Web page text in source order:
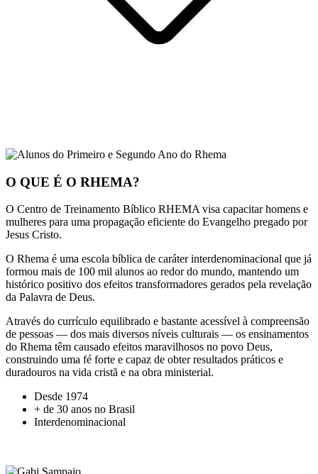
O QUE É O RHEMA?
O Centro de Treinamento Bíblico RHEMA visa capacitar homens e
mulheres para uma propagação eficiente do Evangelho pregado por
Jesus Cristo.
O Rhema é uma escola bíblica de caráter interdenominacional que já
formou mais de 100 mil alunos ao redor do mundo, mantendo um
histórico positivo dos efeitos transformadores gerados pela revelação
da Palavra de Deus.
Através do currículo equilibrado e bastante acessível à compreensão
de pessoas — dos mais diversos níveis culturais — os ensinamentos
do Rhema têm causado efeitos maravilhosos no povo Deus,
construindo uma fé forte e capaz de obter resultados práticos e
duradouros na vida cristã e na obra ministerial.
Desde 1974
+ de 30 anos no Brasil
Interdenominacional